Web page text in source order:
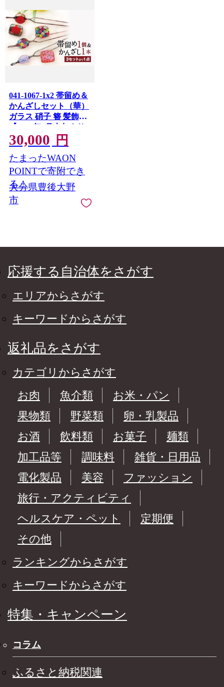
041-1067-1x2 帯留め＆
かんざしセット（華）
ガラス 硝子 簪 髪飾り
【2026年5月上旬より
順次発送】
30,000 円
たまったWAON
POINTで寄附でき
る！
大分県豊後大野
市
応援する自治体をさがす
エリアからさがす
キーワードからさがす
返礼品をさがす
カテゴリからさがす
お肉
魚介類
お米・パン
果物類
野菜類
卵・乳製品
お酒
飲料類 お菓子
麺類
加工品等
調味料
雑貨・日用品
電化製品
美容
ファッション
旅行・アクティビティ
ヘルスケア・ペット
定期便
その他
ランキングからさがす
キーワードからさがす
特集・キャンペーン
コラム
ふるさと納税関連